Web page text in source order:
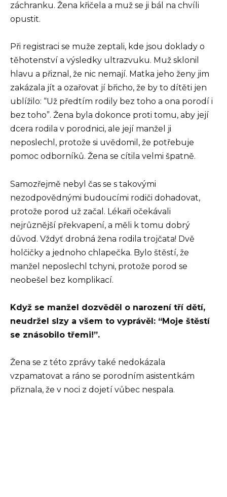
záchranku. Žena křičela a muž se ji bál na chvíli
opustit.
Při registraci se muže zeptali, kde jsou doklady o
těhotenství a výsledky ultrazvuku. Muž sklonil
hlavu a přiznal, že nic nemají. Matka jeho ženy jim
zakázala jít a ozařovat jí břicho, že by to dítěti jen
ublížilo: “Už předtím rodily bez toho a ona porodí i
bez toho”. Žena byla dokonce proti tomu, aby její
dcera rodila v porodnici, ale její manžel ji
neposlechl, protože si uvědomil, že potřebuje
pomoc odborníků. Žena se cítila velmi špatně.
Samozřejmě nebyl čas se s takovými
nezodpovědnými budoucími rodiči dohadovat,
protože porod už začal. Lékaři očekávali
nejrůznější překvapení, a měli k tomu dobrý
důvod. Vždyť drobná žena rodila trojčata! Dvě
holčičky a jednoho chlapečka. Bylo štěstí, že
manžel neposlechl tchyni, protože porod se
neobešel bez komplikací.
Když se manžel dozvěděl o narození tří dětí,
neudržel slzy a všem to vyprávěl: “Moje štěstí
se znásobilo třemi!”.
Žena se z této zprávy také nedokázala
vzpamatovat a ráno se porodním asistentkám
přiznala, že v noci z dojetí vůbec nespala.